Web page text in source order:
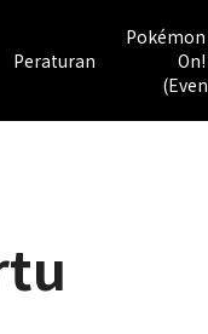
Peraturan
Pokémon
On!